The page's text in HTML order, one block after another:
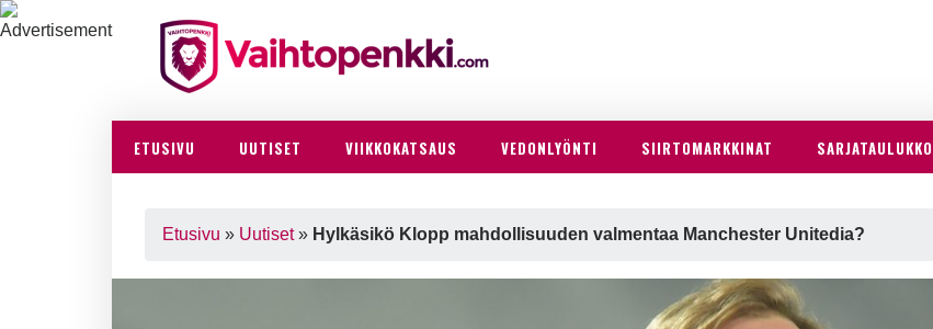
ETUSIVU UUTISET VIIKKOKATSAUS VEDONLYÖNTI SIIRTOMARKKINAT SARJATAULUKKO
Etusivu » Uutiset» Hylkäsikö Klopp mahdollisuuden valmentaa Manchester Unitedia?